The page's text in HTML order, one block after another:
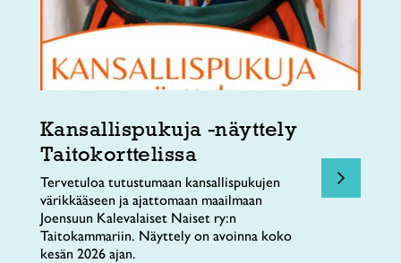
Kansallispukuja -näyttely
Taitokorttelissa
Tervetuloa tutustumaan kansallispukujen
värikkääseen ja ajattomaan maailmaan
Joensuun Kalevalaiset Naiset ry:n
Taitokammariin. Näyttely on avoinna koko
kesän 2026 ajan.